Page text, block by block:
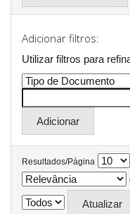
Adicionar filtros:
Utilizar filtros para
Resultados/Página